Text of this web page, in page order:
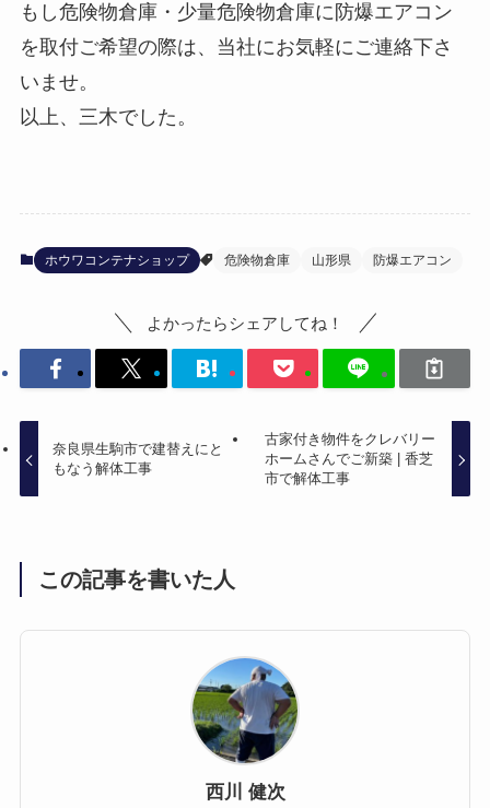
もし危険物倉庫・少量危険物倉庫に防爆エアコン
を取付ご希望の際は、当社にお気軽にご連絡下さ
いませ。
以上、三木でした。
ホウワコンテナショップ 危険物倉庫 山形県 防爆エアコン
よかったらシェアしてね！
奈良県生駒市で建替えにと
もなう解体工事
古家付き物件をクレバリー
ホームさんでご新築 | 香芝
市で解体工事
この記事を書いた人
西川 健次